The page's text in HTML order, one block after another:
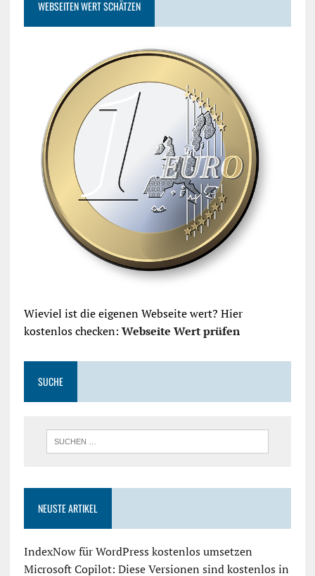
WEBSEITEN WERT SCHÄTZEN
Wieviel ist die eigenen Webseite wert? Hier
kostenlos checken: Webseite Wert prüfen
SUCHE
NEUSTE ARTIKEL
IndexNow für WordPress kostenlos umsetzen
Microsoft Copilot: Diese Versionen sind kostenlos in